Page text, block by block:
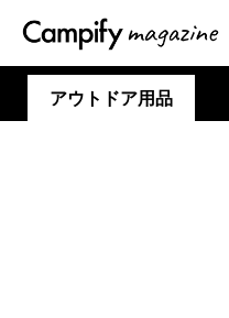
アウトドア用品